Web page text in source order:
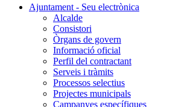
Ajuntament - Seu electrònica
Alcalde
Consistori
Òrgans de govern
Informació oficial
Perfil del contractant
Serveis i tràmits
Processos selectius
Projectes municipals
Campanyes específiques